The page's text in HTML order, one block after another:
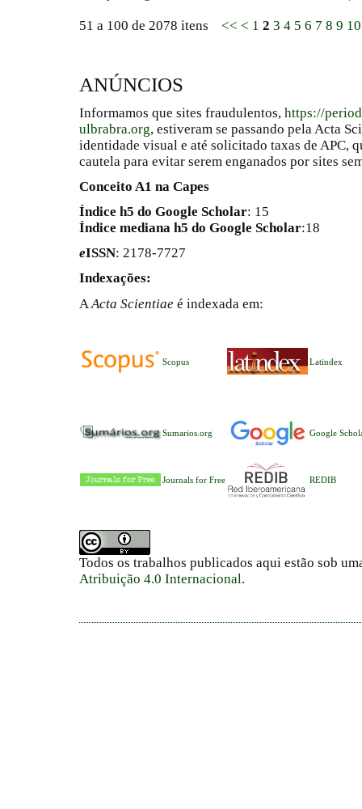
51 a 100 de 2078 itens << < 1 2 3 4 5 6 7 8 9 10
ANÚNCIOS
Informamos que sites fraudulentos, https://
ulbrabra.org, estiveram se passando pela Acta
identidade visual e até solicitado taxas de APC,
cautela para evitar serem enganados por sites
Conceito A1 na Capes
Índice h5 do Google Scholar: 15
Índice mediana h5 do Google Scholar:18
eISSN: 2178-7727
Indexações:
A Acta Scientiae é indexada em:
Scopus Latindex
Sumarios.org Google
Journals for Free REDIB
Todos os trabalhos publicados aqui estão sob
Atribuição 4.0 Internacional.